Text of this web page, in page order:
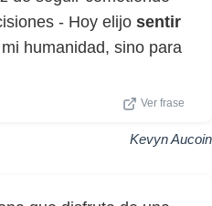
- Hoy elijo sentir
humanidad, sino para
Ver frase
Kevyn Aucoin